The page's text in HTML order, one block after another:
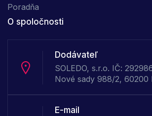
Poradňa
O spoločnosti
Dodávateľ
SOLEDO, s.r.o. IČ:
Nové sady 988/2, 60200
E-mail